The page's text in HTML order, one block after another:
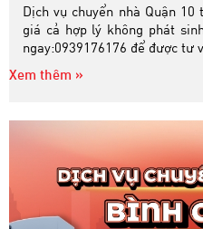
Dịch vụ chuyển nhà Quận
giá cả hợp lý không phát
ngay:0939176176 để được tư
Xem thêm »